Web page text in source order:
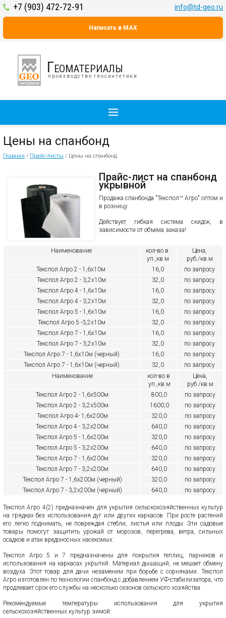
+7 (903) 472-72-91 info@td-geo.ru
Написать в MAX
Геоматериалы
производство геосинтетики
Цены на спанбонд
Главная / Прайс-листы / Цены на спанбонд
Прайс-лист на спанбонд
укрывной
Продажа спанбонда "Текспол™ Агро" оптом и
в розницу
Действует гибкая система скидок, в
зависимости от объема заказа!
Наименование
кол-во в
уп.,кв.м
Цена,
руб./кв.м
Текспол Агро 2 - 1,6х10м
16,0
по запросу
Текспол Агро 2 - 3,2х10м
32,0
по запросу
Текспол Агро 4 - 1,6х10м
16,0
по запросу
Текспол Агро 4 - 3,2х10м
32,0
по запросу
Текспол Агро 5 - 1,6х10м
16,0
по запросу
Текспол Агро 5 -3,2х10м
32,0
по запросу
Текспол Агро 7 - 1,6х10м
16,0
по запросу
Текспол Агро 7 - 3,2х10м
32,0
по запросу
Текспол Агро 7 - 1,6х10м (черный)
16,0
по запросу
Текспол Агро 7 - 1,6х10м (черный)
32,0
по запросу
Наименование
кол-во в
уп.,кв.м
Цена,
руб./кв.м
Текспол Агро 2 - 1,6х500м
800,0
по запросу
Текспол Агро 2 - 3,2х500м
1600,0
по запросу
Текспол Агро 4- 1,6х200м
320,0
по запросу
Текспол Агро 4 - 3,2х200м
640,0
по запросу
Текспол Агро 5 - 1,6х200м
320,0
по запросу
Текспол Агро 5 - 3,2х200м
640,0
по запросу
Текспол Агро 7 - 1,6х200м
320,0
по запросу
Текспол Агро 7 - 3,2х200м
640,0
по запросу
Текспол Агро 7 - 1,6х200м (черный)
320,0
по запросу
Текспол Агро 7 - 3,2х200м (черный)
640,0 по запросу
Текспол Агро 4(2) предназначен для укрытия сельскохозяйственных культур
на грядках без использования дуг или других каркасов. При росте растений
его легко поднимать, не повреждая стебли, листья или плоды. Эти садовые
товары помогут защитить урожай от морозов, перегрева, ветра, сильных
осадков и атак вредоносных насекомых.
Текспол Агро 5 и 7 предназначены для покрытия теплиц, парников и
использования на каркасах укрытий. Материал дышащий, не мешает обмену
воздуха. Этот товар для дачи незаменим при борьбе с сорняками. Текспол
Агро изготовлен по технологии спанбонд с добавлением УФ-стабилизатора, что
продлевает срок его службы на несколько сезонов сельского хозяйства.
Рекомендуемые температуры использования для укрытия
сельскохозяйственных культур зимой: